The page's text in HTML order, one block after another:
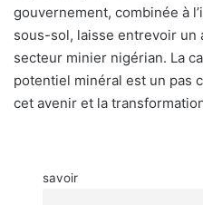
gouvernement, combinée à
sous-sol, laisse entrevoir
secteur minier nigérian. La
potentiel minéral est un pas
cet avenir et la
savoir